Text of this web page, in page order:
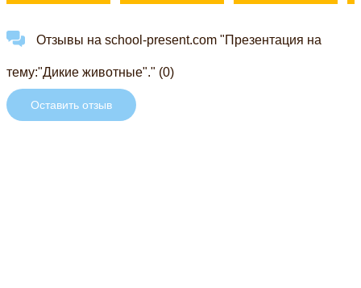
Отзывы на school-present.com "Презентация на
тему:"Дикие животные"." (0)
Оставить отзыв